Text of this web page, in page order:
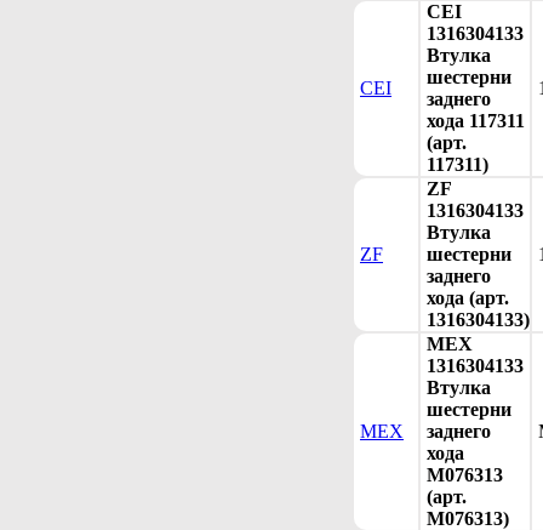
CEI
CEI
1316304133
Втулка
шестерни
заднего
хода 117311
(арт.
117311)
ZF
ZF
1316304133
Втулка
шестерни
заднего
хода (арт.
1316304133)
MEX
MEX
1316304133
Втулка
шестерни
заднего
хода
M076313
(арт.
M076313)